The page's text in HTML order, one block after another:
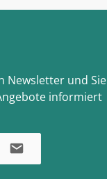
Newsletter und Sie
informiert